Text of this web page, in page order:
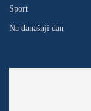
Sport
Na današnji dan